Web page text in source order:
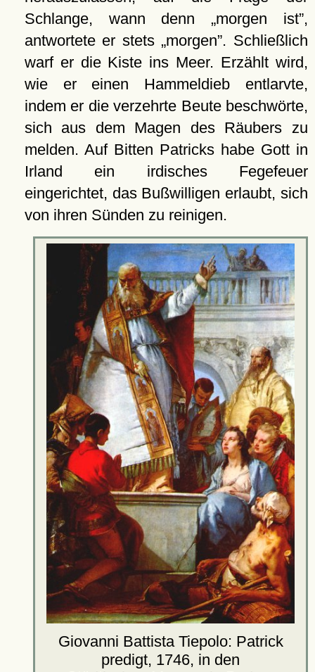
Schlange, wann denn morgen ist ,
antwortete er stets morgen . Schließlich
warf er die Kiste ins Meer. Erzählt wird,
wie er einen Hammeldieb entlarvte,
indem er die verzehrte Beute beschwörte,
sich aus dem Magen des Räubers zu
melden. Auf Bitten Patricks habe Gott in
Irland ein irdisches Fegefeuer
eingerichtet, das Bußwilligen erlaubt, sich
von ihren Sünden zu reinigen.
Giovanni Battista Tiepolo: Patrick
predigt, 1746, in den